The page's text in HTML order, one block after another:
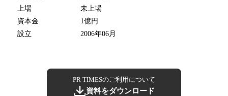
上場
未上場
資本金
1億円
設立
2006年06月
PR TIMESのご利用について
資料をダウンロード